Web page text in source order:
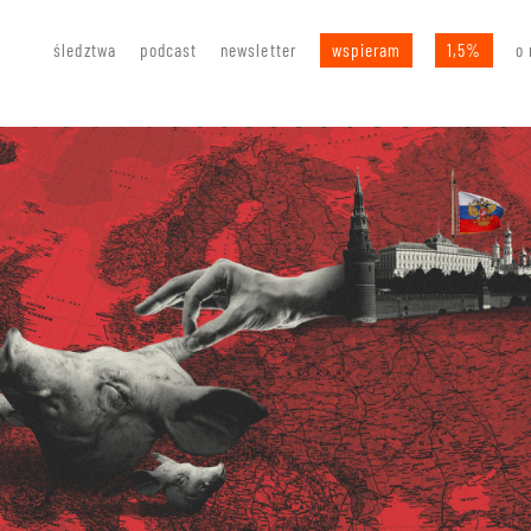
śledztwa podcast newsletter wspieram 1,5% o